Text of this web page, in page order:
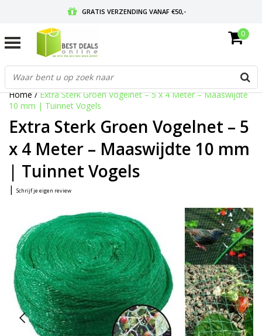
GRATIS VERZENDING VANAF €50,-
GRATIS RETOURNEREN EN 30 DAGEN BEDENKTIJD
0
Home/Extra Sterk Groen Vogelnet – 5 x 4 Meter – Maaswijdte
10 mm | Tuinnet Vogels
Extra Sterk Groen Vogelnet – 5
x 4 Meter – Maaswijdte 10 mm
| Tuinnet Vogels
| Schrijf je eigen review